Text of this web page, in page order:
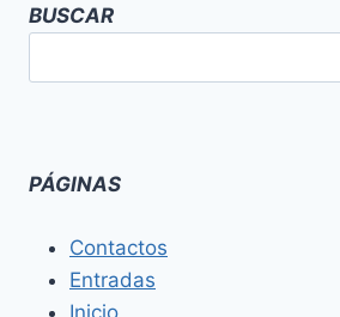
BUSCAR
PÁGINAS
Contactos
Entradas
Inicio